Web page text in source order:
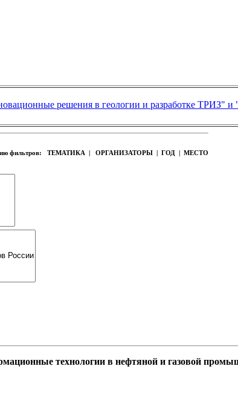
решения в геологии и разработке ТРИЗ" и
фильтров: ТЕМАТИКА | ОРГАНИЗАТОРЫ | ГОД | МЕСТО
технологии в нефтяной и газовой